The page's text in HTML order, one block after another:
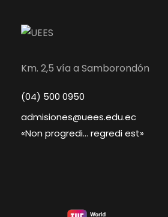
Km. 2,5 vía a Samborondón
(04) 500 0950
admisiones@uees.edu.ec
«Non progredi… regredi est»